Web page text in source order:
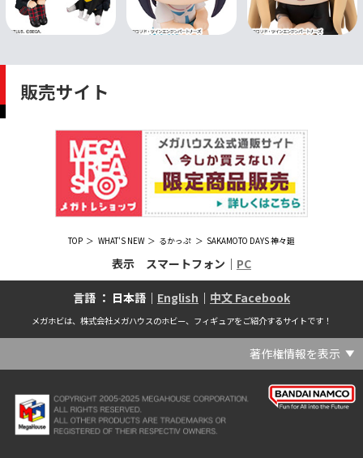
販売サイト
TOP WHAT'S NEW るかっぷ SAKAMOTO DAYS 神々廻
表示 スマートフォン｜ PC
言語 ： 日本語｜ English ｜ 中文 Facebook
メガホビは、株式会社メガハウスのホビー、フィギュアをご紹介するサイトです！
著作権情報を表示